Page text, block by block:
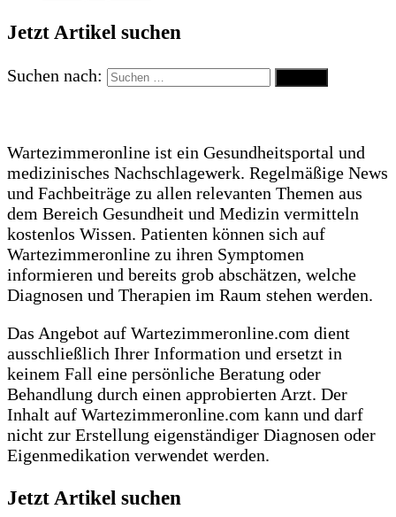
Jetzt Artikel suchen
Suchen nach:
Wartezimmeronline ist ein Gesundheitsportal und
medizinisches Nachschlagewerk. Regelmäßige News
und Fachbeiträge zu allen relevanten Themen aus
dem Bereich Gesundheit und Medizin vermitteln
kostenlos Wissen. Patienten können sich auf
Wartezimmeronline zu ihren Symptomen
informieren und bereits grob abschätzen, welche
Diagnosen und Therapien im Raum stehen werden.
Das Angebot auf Wartezimmeronline.com dient
ausschließlich Ihrer Information und ersetzt in
keinem Fall eine persönliche Beratung oder
Behandlung durch einen approbierten Arzt. Der
Inhalt auf Wartezimmeronline.com kann und darf
nicht zur Erstellung eigenständiger Diagnosen oder
Eigenmedikation verwendet werden.
Jetzt Artikel suchen